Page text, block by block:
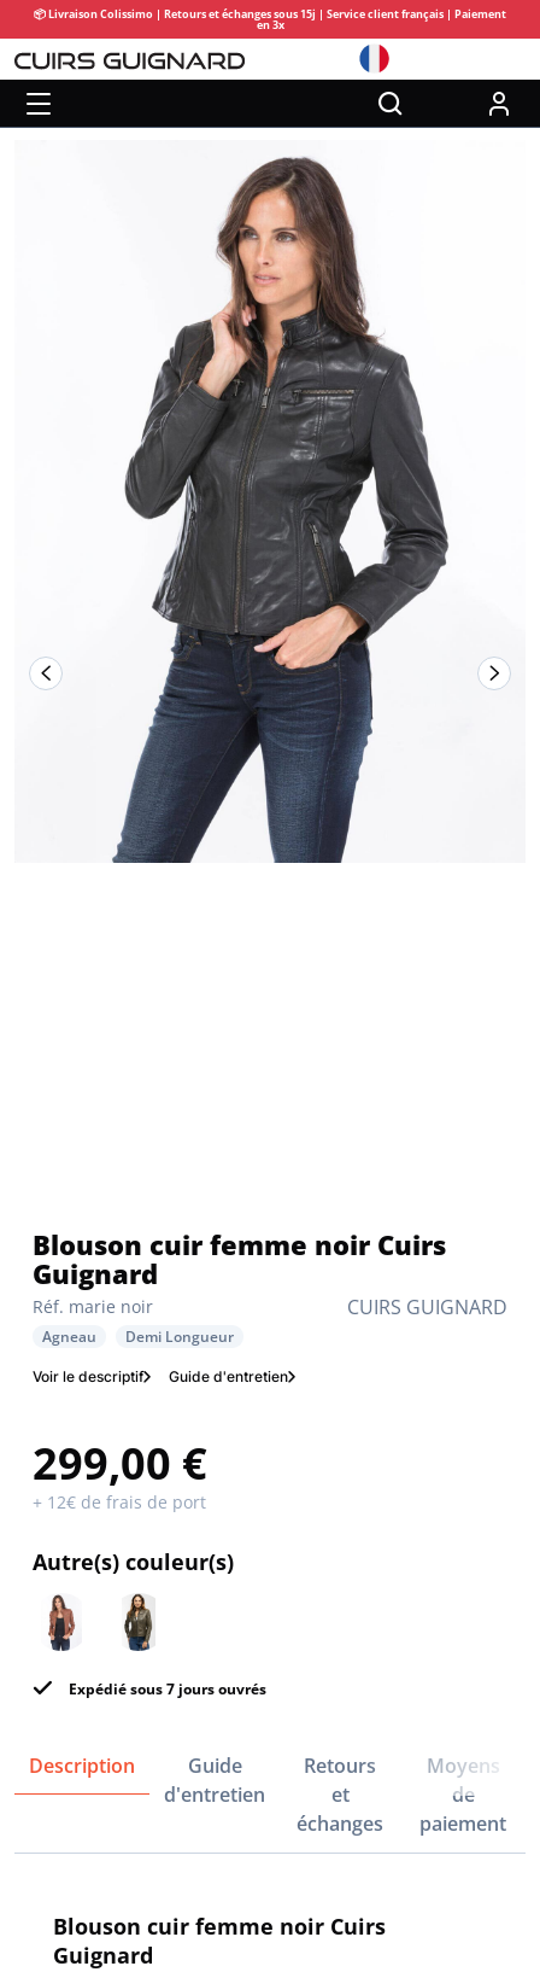
📦 Livraison Colissimo | Retours et échanges sous 15j | Service client français | Paiement
en 3x
CUIRS GUIGNARD
Réf. marie noir
Blouson cuir femme noir Cuirs
Guignard
Agneau Demi Longueur
Voir le descriptif Guide d'entretien
299,00 €
+ 12€ de frais de port
Autre(s) couleur(s)
Expédié sous 7 jours ouvrés
Description
Guide
d'entretien
Retours
et
échanges
Moyens
de
paiement
Blouson cuir femme noir Cuirs
Guignard